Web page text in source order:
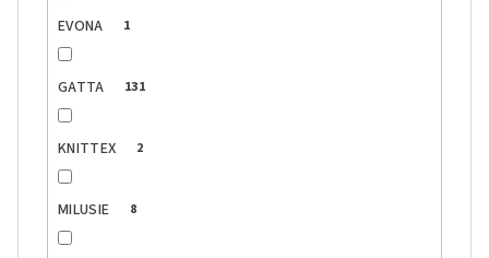
EVONA 1
GATTA 131
KNITTEX 2
MILUSIE 8